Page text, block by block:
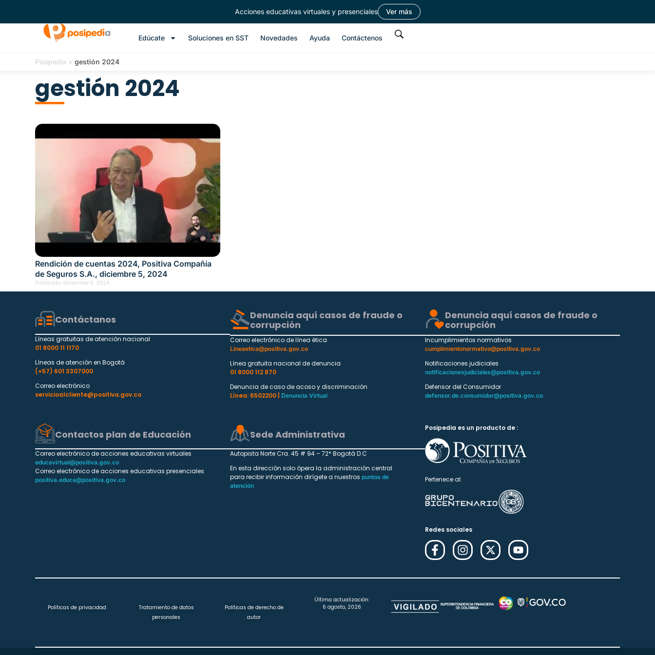
Acciones educativas virtuales y presenciales Ver más
Edúcate Soluciones en SST Novedades Ayuda Contáctenos
Posipedia > gestión 2024
gestión 2024
Rendición de cuentas 2024, Positiva Compañía
de Seguros S.A., diciembre 5, 2024
Publicado: diciembre 5, 2024
Contáctanos
Líneas gratuitas de atención nacional
01 8000 11 1170
Líneas de atención en Bogotá
(+57) 601 3307000
Correo electrónico
servicioalcliente@positiva.gov.co
Denuncia aquí casos de fraude o
corrupción
Correo electrónico de línea ética
Lineaetica@positiva.gov.co
Línea gratuita nacional de denuncia
01 8000 112 870
Denuncia de caso de acoso y discriminación
Línea: 6502200 |
Denuncia Virtual
Denuncia aquí casos de fraude o
corrupción
Incumplimientos normativos
cumplimientonormativo@positiva.gov.co
Notificaciones judiciales
notificacionesjudiciales@positiva.gov.co
Defensor del Consumidor
defensor.de.consumidor@positiva.gov.co
Contactos plan de Educación
Correo electrónico de acciones educativas virtuales
educavirtual@positiva.gov.co
Correo electrónico de acciones educativas presenciales
positiva.educa@positiva.gov.co
Sede Administrativa
Autopista Norte Cra. 45 # 94 – 72* Bogotá D.C
En esta dirección solo ópera la administración central
para recibir información dirígete a nuestros puntos de
atención
Posipedia es un producto de :
Pertenece al:
Redes sociales
Políticas de privacidad
Tratamiento de datos
personales
Políticas de derecho de
autor
Última actualización:
6 agosto, 2026